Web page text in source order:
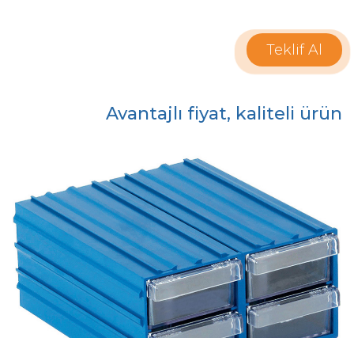
Teklif Al
Avantajlı fiyat, kaliteli ürün